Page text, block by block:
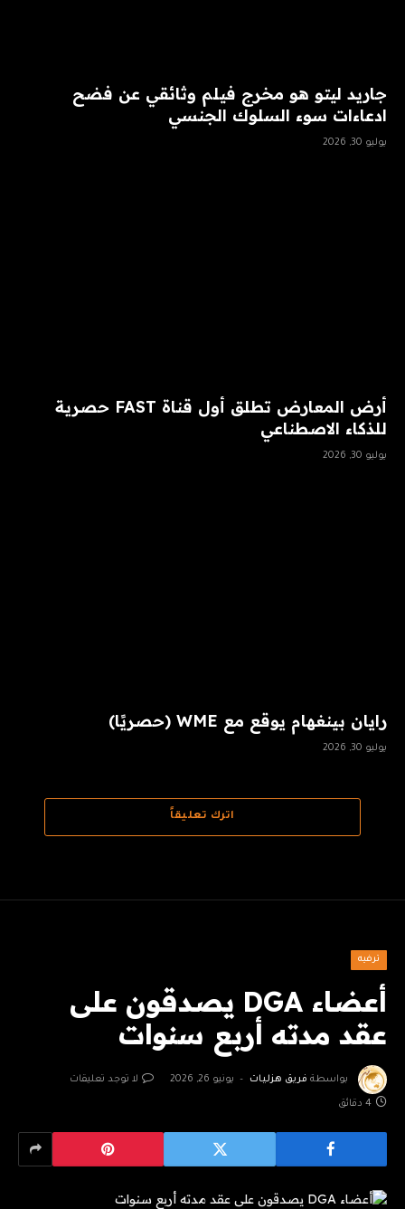
جاريد ليتو هو مخرج فيلم وثائقي عن فضح
ادعاءات سوء السلوك الجنسي
يوليو 30, 2026
أرض المعارض تطلق أول قناة FAST حصرية
للذكاء الاصطناعي
يوليو 30, 2026
رايان بينغهام يوقع مع WME (حصريًا)
يوليو 30, 2026
اترك تعليقاً
ترفيه
أعضاء DGA يصدقون على
عقد مدته أربع سنوات
بواسطة فريق هزليات يونيو 26, 2026 لا توجد تعليقات
4 دقائق